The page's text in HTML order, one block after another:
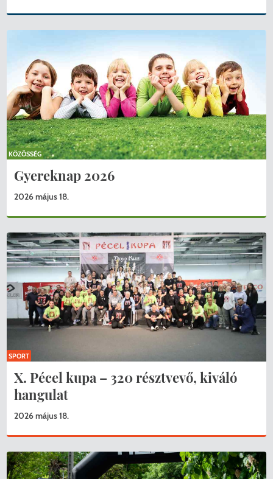
Gyereknap 2026
2026 május 18.
KÖZÖSSÉG
X. Pécel kupa – 320 résztvevő, kiváló
hangulat
2026 május 18.
SPORT